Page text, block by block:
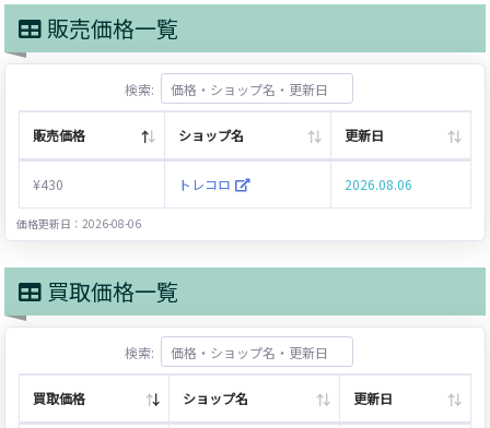
販売価格一覧
検索:
販売価格 ショップ名 更新日
¥430 トレコロ 2026.08.06
価格更新日：2026-08-06
買取価格一覧
検索:
買取価格 ショップ名 更新日